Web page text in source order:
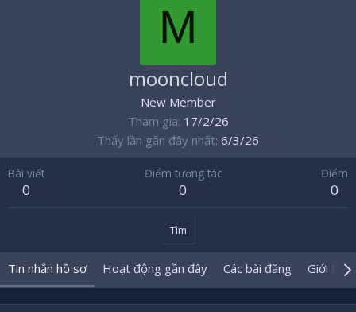
M
mooncloud
New Member
Tham gia 17/2/26
Thấy lần gần đây nhất 6/3/26
Bài viết
0
Điểm tương tác
0
Điểm
0
Tìm
Tin nhắn hồ sơ Hoạt động gần đây Các bài đăng Giới